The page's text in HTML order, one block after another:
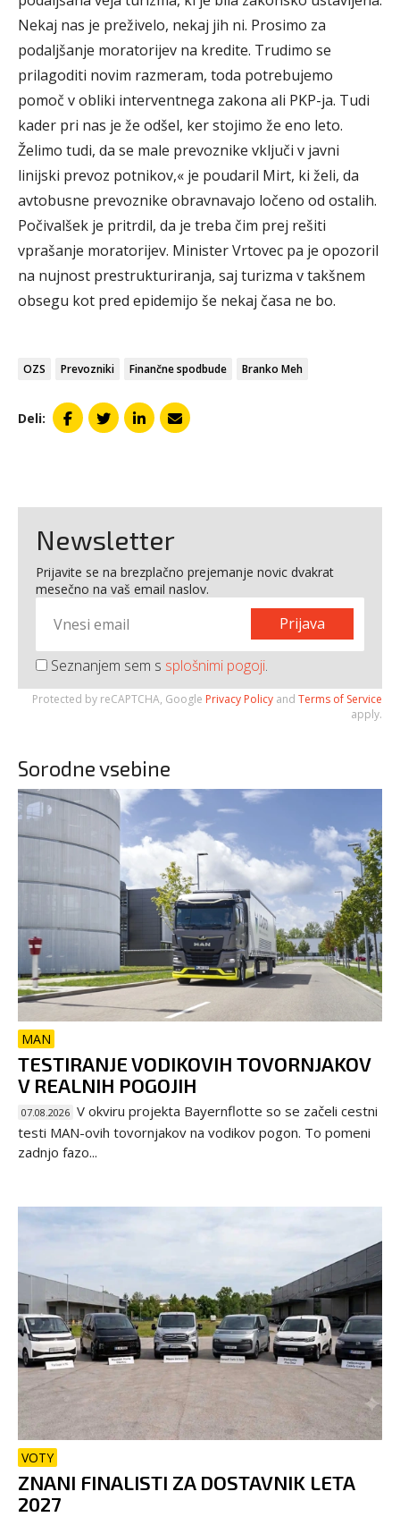
Nekaj nas je preživelo, nekaj jih ni. Prosimo za
podaljšanje moratorijev na kredite. Trudimo se
prilagoditi novim razmeram, toda potrebujemo
pomoč v obliki interventnega zakona ali PKP-ja. Tudi
kader pri nas je že odšel, ker stojimo že eno leto.
Želimo tudi, da se male prevoznike vključi v javni
linijski prevoz potnikov,« je poudaril Mirt, ki želi, da
avtobusne prevoznike obravnavajo ločeno od ostalih.
Počivalšek je pritrdil, da je treba čim prej rešiti
vprašanje moratorijev. Minister Vrtovec pa je opozoril
na nujnost prestrukturiranja, saj turizma v takšnem
obsegu kot pred epidemijo še nekaj časa ne bo.
OZS Prevozniki Finančne spodbude Branko Meh
Deli:
Newsletter
Prijavite se na brezplačno prejemanje novic dvakrat
mesečno na vaš email naslov.
Prijava
Seznanjem sem s splošnimi pogoji.
Protected by reCAPTCHA, Google Privacy Policy and Terms of Service
apply.
Sorodne vsebine
MAN
TESTIRANJE VODIKOVIH TOVORNJAKOV
V REALNIH POGOJIH
07.08.2026 V okviru projekta Bayernflotte so se začeli cestni
testi MAN-ovih tovornjakov na vodikov pogon. To pomeni
zadnjo fazo...
VOTY
ZNANI FINALISTI ZA DOSTAVNIK LETA
2027